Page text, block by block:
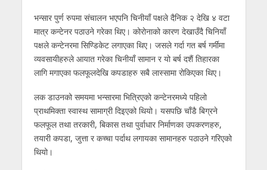
भन्सार पुर्ण रुपमा संचालन भएपनि चिनीयाँ पक्षले दैनिक २ देखि ४ वटा
मात्र कन्टेनर पठाउने गरेका थिए। कोरोनाको कारण देखाउँदै चिनियाँ
पक्षले कन्टेनरमा सिण्डिकेट लगाएका थिए। जसले गर्दा गत बर्ष गर्मीमा
व्यवसायीहरुले आयात गरेका चिनीयाँ सामान र यो बर्ष दशैं तिहारका
लागि मगाएका फलफूलदेखि कपडाहरु सबै लास्सामा रोकिएका थिए।
लक डाउनको समयमा भन्सारमा भित्रिएको कन्टेनरमध्ये पहिलो
प्राथमिक्ता स्वास्थ सामाग्री दिइएको थियो। यसपछि चाँडै बिग्रने
फलफूल तथा तरकारी, बिकास तथा पुर्वाधार निर्माणका उपकरणहरु,
तयारी कपडा, जुत्ता र कच्चा पर्दाथ लगायका सामानहरु पठाउने गरिएको
थियो।